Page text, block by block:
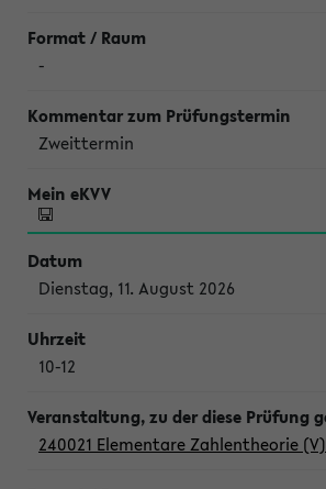
-
Zweittermin
Dienstag, 11. August 2026
10-12
240021 Elementare Zahlentheorie (V)